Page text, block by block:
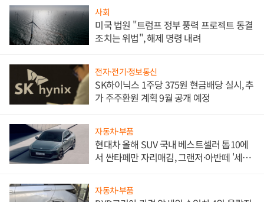
사회
미국 법원 "트럼프 정부 풍력 프로젝트 동결
조치는 위법", 해제 명령 내려
전자·전기·정보통신
SK하이닉스 1주당 375원 현금배당 실시, 추
가 주주환원 계획 9월 공개 예정
자동차·부품
현대차 올해 SUV 국내 베스트셀러 톱10에
서 싼타페만 자리매김, 그랜저·아반떼 '세단
자동차·부품